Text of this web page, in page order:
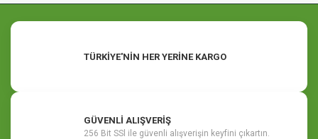
TÜRKİYE'NİN HER YERİNE KARGO
GÜVENLİ ALIŞVERİŞ
256 Bit SSl ile güvenli alışverişin keyfini çıkartın.